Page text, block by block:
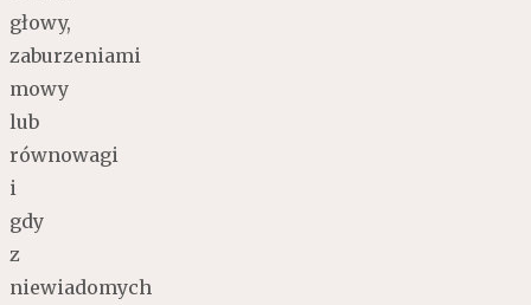
głowy,
zaburzeniami
mowy
lub
równowagi
i
gdy
z
niewiadomych